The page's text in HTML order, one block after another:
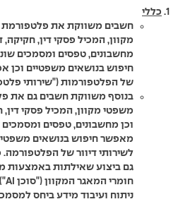
כללי
חשבים משווקת את פלטפורמת
מקוון, המכיל פסקי דין,
מחשבונים, טפסים ומסמכים
חיפוש בנושאים משפטיים וכן
של הפלטפורמות ("שירותי
בנוסף משווקת חשבים גם את
משפטי מקוון, המכיל פסקי
וכן מחשבונים, טפסים
מאפשר חיפוש בנושאים
לשירותי דיוור של
גם ביצוע שאילתות באמצעות
ניתוח ועיבוד מידע ביחס